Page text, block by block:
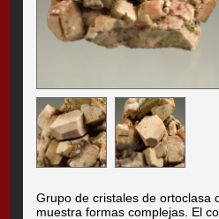
Grupo de cristales de ortoclasa
muestra formas complejas. El